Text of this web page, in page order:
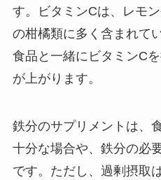
す。ビタミンCは、レモ
の柑橘類に多く含まれて
食品と一緒にビタミンC
が上がります。
鉄分のサプリメントは、
十分な場合や、鉄分の必
です。ただし、過剰摂取